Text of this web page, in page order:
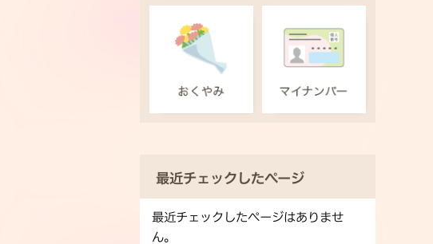
最近チェックしたページ
最近チェックしたページはありませ
ん。